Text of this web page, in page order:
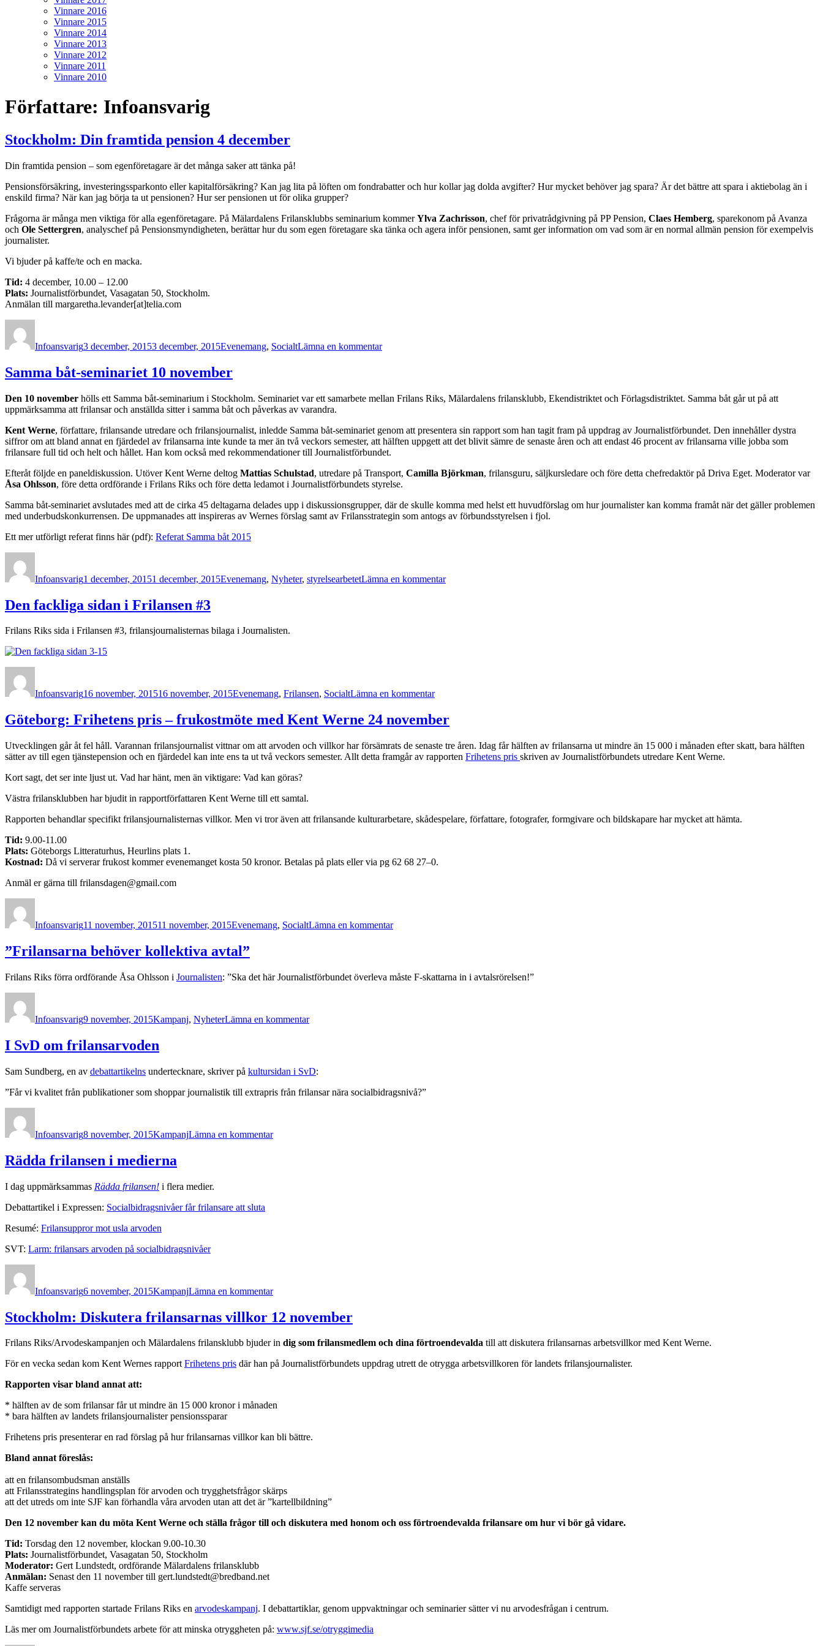
Vinnare 2016
Vinnare 2015
Vinnare 2014
Vinnare 2013
Vinnare 2012
Vinnare 2011
Vinnare 2010
Författare: Infoansvarig
Stockholm: Din framtida pension 4 december
Din framtida pension – som egenföretagare är det många saker att tänka på!
Pensionsförsäkring, investeringssparkonto eller kapitalförsäkring? Kan jag lita på löften om fondrabatter och hur kollar jag dolda avgifter? Hur mycket behöver jag spara? Är det bättre att spara i aktiebolag än i
enskild firma? När kan jag börja ta ut pensionen? Hur ser pensionen ut för olika grupper?
Frågorna är många men viktiga för alla egenföretagare. På Mälardalens Frilansklubbs seminarium kommerYlva Zachrisson, chef för privatrådgivning på PP Pension, Claes Hemberg, sparekonom på Avanza
och Ole Settergren, analyschef på Pensionsmyndigheten, berättar hur du som egen företagare ska tänka och agera inför pensionen, samt ger information om vad som är en normal allmän pension för exempelvis
journalister.
Vi bjuder på kaffe/te och en macka.
Tid: 4 december, 10.00 – 12.00
Plats: Journalistförbundet, Vasagatan 50, Stockholm.
Anmälan till margaretha.levander[at]telia.com
Infoansvarig3 december, 20153 december, 2015Evenemang, SocialtLämna en kommentarDin
Samma båt-seminariet 10 november
Den 10 november hölls ett Samma båt-seminarium i Stockholm. Seminariet var ett samarbete mellan Frilans Riks, Mälardalens frilansklubb, Ekendistriktet och Förlagsdistriktet. Samma båt går ut på att
uppmärksamma att frilansar och anställda sitter i samma båt och påverkas av varandra.
Kent Werne, författare, frilansande utredare och frilansjournalist, inledde Samma båt-seminariet genom att presentera sin rapport som han tagit fram på uppdrag av Journalistförbundet. Den innehåller dystra
siffror om att bland annat en fjärdedel av frilansarna inte kunde ta mer än två veckors semester, att hälften uppgett att det blivit sämre de senaste åren och att endast 46 procent av frilansarna ville jobba som
frilansare full tid och helt och hållet. Han kom också med rekommendationer till Journalistförbundet.
Efteråt följde en paneldiskussion. Utöver Kent Werne deltog Mattias Schulstad, utredare på Transport, Camilla Björkman, frilansguru, säljkursledare och före detta chefredaktör på Driva Eget. Moderator var
Åsa Ohlsson, före detta ordförande i Frilans Riks och före detta ledamot i Journalistförbundets styrelse.
Samma båt-seminariet avslutades med att de cirka 45 deltagarna delades upp i diskussionsgrupper, där de skulle komma med helst ett huvudförslag om hur journalister kan komma framåt när det gäller problemen
med underbudskonkurrensen. De uppmanades att inspireras av Wernes förslag samt av Frilansstrategin som antogs av förbundsstyrelsen i fjol.
Ett mer utförligt referat finns här (pdf): Referat Samma båt 2015
Infoansvarig1 december, 20151 december, 2015Evenemang, Nyheter, styrelsearbetetLämna en kommentarbåt-
Den fackliga sidan i Frilansen #3
Frilans Riks sida i Frilansen #3, frilansjournalisternas bilaga i Journalisten.
Infoansvarig16 november, 201516 november, 2015Evenemang, Frilansen, SocialtLämna en kommentarfackliga
i
Frilansen
Göteborg: Frihetens pris – frukostmöte med Kent Werne 24 november
Utvecklingen går åt fel håll. Varannan frilansjournalist vittnar om att arvoden och villkor har försämrats de senaste tre åren. Idag får hälften av frilansarna ut mindre än 15 000 i månaden efter skatt, bara hälften
sätter av till egen tjänstepension och en fjärdedel kan inte ens ta ut två veckors semester. Allt detta framgår av rapporten Frihetens pris skriven av Journalistförbundets utredare Kent Werne.
Kort sagt, det ser inte ljust ut. Vad har hänt, men än viktigare: Vad kan göras?
Västra frilansklubben har bjudit in rapportförfattaren Kent Werne till ett samtal.
Rapporten behandlar specifikt frilansjournalisternas villkor. Men vi tror även att frilansande kulturarbetare, skådespelare, författare, fotografer, formgivare och bildskapare har mycket att hämta.
Tid: 9.00-11.00
Plats: Göteborgs Litteraturhus, Heurlins plats 1.
Kostnad: Då vi serverar frukost kommer evenemanget kosta 50 kronor. Betalas på plats eller via pg 62 68 27–0.
Anmäl er gärna till frilansdagen@gmail.com
Infoansvarig11 november, 201511 november, 2015Evenemang, SocialtLämna en kommentarFrihetens
Kent
”Frilansarna behöver kollektiva avtal”
Frilans Riks förra ordförande Åsa Ohlsson i Journalisten: ”Ska det här Journalistförbundet överleva måste F-skattarna in i avtalsrörelsen!”
Infoansvarig9 november, 2015Kampanj, NyheterLämna en kommentarbehöver
I SvD om frilansarvoden
Sam Sundberg, en av debattartikelns undertecknare, skriver på kultursidan i SvD:
”Får vi kvalitet från publikationer som shoppar journalistik till extrapris från frilansar nära socialbidragsnivå?”
Infoansvarig8 november, 2015KampanjLämna en kommentarSvD
Rädda frilansen i medierna
I dag uppmärksammas Rädda frilansen! i flera medier.
Debattartikel i Expressen: Socialbidragsnivåer får frilansare att sluta
Resumé: Frilansuppror mot usla arvoden
SVT: Larm: frilansars arvoden på socialbidragsnivåer
Infoansvarig6 november, 2015KampanjLämna en kommentarfrilansen
medierna
Stockholm: Diskutera frilansarnas villkor 12 november
Frilans Riks/Arvodeskampanjen och Mälardalens frilansklubb bjuder in dig som frilansmedlem och dina förtroendevalda till att diskutera frilansarnas arbetsvillkor med Kent Werne.
För en vecka sedan kom Kent Wernes rapportFrihetens pris där han på Journalistförbundets uppdrag utrett de otrygga arbetsvillkoren för landets frilansjournalister.
Rapporten visar bland annat att:
* hälften av de som frilansar får ut mindre än 15 000 kronor i månaden
* bara hälften av landets frilansjournalister pensionssparar
Frihetens pris presenterar en rad förslag på hur frilansarnas villkor kan bli bättre.
Bland annat föreslås:
att en frilansombudsman anställs
att Frilansstrategins handlingsplan för arvoden och trygghetsfrågor skärps
att det utreds om inte SJF kan förhandla våra arvoden utan att det är ”kartellbildning”
Den 12 november kan du möta Kent Werne och ställa frågor till och diskutera med honom och oss förtroendevalda frilansare om hur vi bör gå vidare.
Tid: Torsdag den 12 november, klockan 9.00-10.30
Plats: Journalistförbundet, Vasagatan 50, Stockholm
Moderator: Gert Lundstedt, ordförande Mälardalens frilansklubb
Anmälan: Senast den 11 november till gert.lundstedt@bredband.net
Kaffe serveras
Samtidigt med rapporten startade Frilans Riks en arvodeskampanj. I debattartiklar, genom uppvaktningar och seminarier sätter vi nu arvodesfrågan i centrum.
Läs mer om Journalistförbundets arbete för att minska otryggheten på: www.sjf.se/otryggimedia